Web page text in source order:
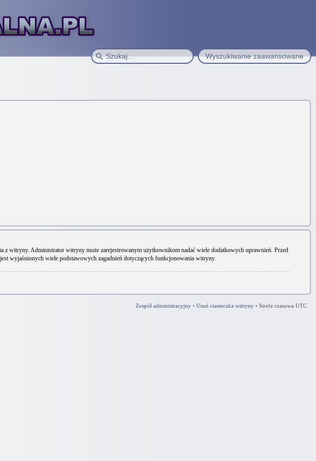
Wyszukiwanie zaawansowane
witryny. Administrator witryny może zarejestrowanym użytkownikom nadać wiele dodatkowych uprawnień. Przed
wyjaśnionych wiele podstawowych zagadnień dotyczących funkcjonowania witryny.
Zespół administracyjny • Usuń ciasteczka witryny • Strefa czasowa UTC